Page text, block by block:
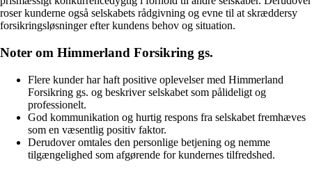
roser kunderne også selskabets rådgivning og evne til at skræddersy
forsikringsløsninger efter kundens behov og situation.
Noter om Himmerland Forsikring gs.
Flere kunder har haft positive oplevelser med Himmerland
Forsikring gs. og beskriver selskabet som pålideligt og
professionelt.
God kommunikation og hurtig respons fra selskabet fremhæves
som en væsentlig positiv faktor.
Derudover omtales den personlige betjening og nemme
tilgængelighed som afgørende for kundernes tilfredshed.